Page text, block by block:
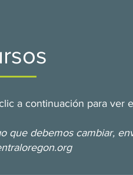
a continuación para ver
que debemos cambiar,